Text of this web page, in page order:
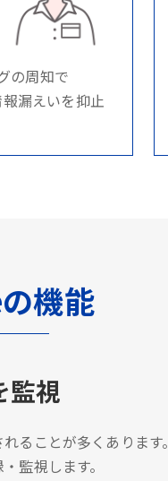
の周知で
漏えいを抑止
機能
監視
ることが多くあります。
監視します。